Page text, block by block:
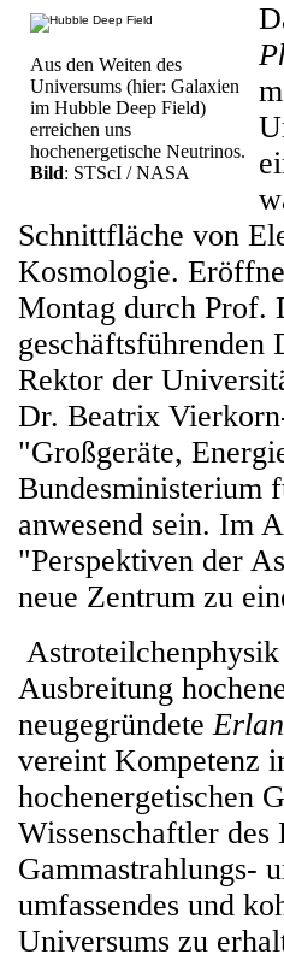
Aus den Weiten des
Universums (hier: Galaxien
im Hubble Deep Field)
erreichen uns
hochenergetische Neutrinos.
Bild: STScI / NASA
Schnittfläche von
Kosmologie.
Montag durch Prof.
geschäftsführenden
Rektor der
Dr. Beatrix
"Großgeräte,
Bundesministerium
anwesend sein. Im
"Perspektiven der
neue Zentrum zu
Ausbreitung
neugegründete
vereint Kompetenz
hochenergetischen
Wissenschaftler des
Gammastrahlungs-
umfassendes und
Universums zu